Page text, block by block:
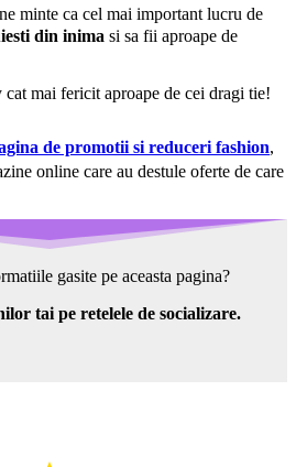
minte ca cel mai important lucru de
din inima si sa fii aproape de
mai fericit aproape de cei dragi tie!
de promotii si reduceri fashion,
online care au destule oferte de care
gasite pe aceasta pagina?
tai pe retelele de socializare.